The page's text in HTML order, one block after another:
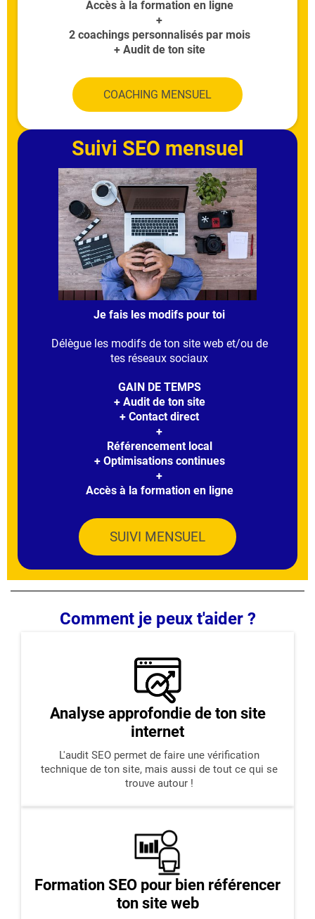
Accès à la formation en ligne
+
2 coachings personnalisés par mois
+ Audit de ton site
COACHING MENSUEL
Suivi SEO mensuel
Je fais les modifs pour toi
Délègue les modifs de ton site web et/ou de
tes réseaux sociaux
GAIN DE TEMPS
+ Audit de ton site
+ Contact direct
+
Référencement local
+ Optimisations continues
+
Accès à la formation en ligne
SUIVI MENSUEL
Comment je peux t'aider ?
Analyse approfondie de ton site
internet
L'audit SEO permet de faire une vérification
technique de ton site, mais aussi de tout ce qui se
trouve autour !
Formation SEO pour bien référencer
ton siteweb